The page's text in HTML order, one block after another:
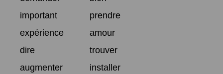
important
prendre
expérience
amour
dire
trouver
augmenter
installer